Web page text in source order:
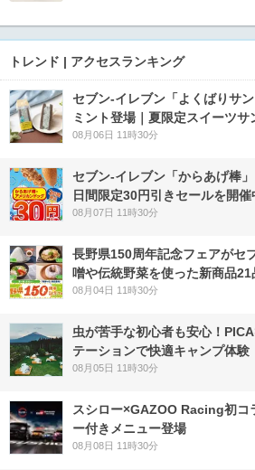
トレンド | アクセスランキング
セブン‐イレブン「よくばりサ
ミント登場｜夏限定スイーツサ
08月06日 11時30分
セブン‐イレブン「からあげ棒
日間限定30円引きセールを開催
08月07日 11時30分
長野県150周年記念フェアが
噌や伝統野菜を使った新商品21
08月04日 11時30分
虫が苦手な初心者も安心！
テーションで快適キャンプ体験
08月05日 11時30分
スシロー×GAZOO Racing初コ
ー付きメニュー登場
08月08日 11時30分